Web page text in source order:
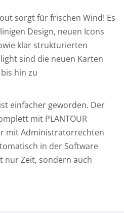
sorgt für frischen Wind! Es
Design, neuen Icons
klar strukturierten
sind die neuen Karten
hin zu
einfacher geworden. Der
mit PLANTOUR
mit Administratorrechten
in der Software
nur Zeit, sondern auch